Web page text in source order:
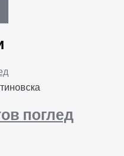
поглед